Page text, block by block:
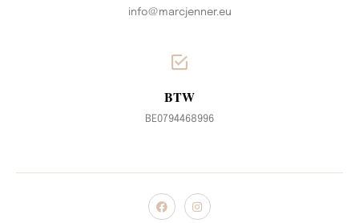
info@marcjenner.eu
BTW
BE0794468996